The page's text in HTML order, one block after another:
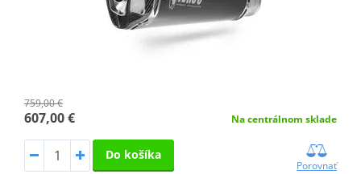
759,00 €
607,00 € Na centrálnom sklade
Do košíka
Porovnať